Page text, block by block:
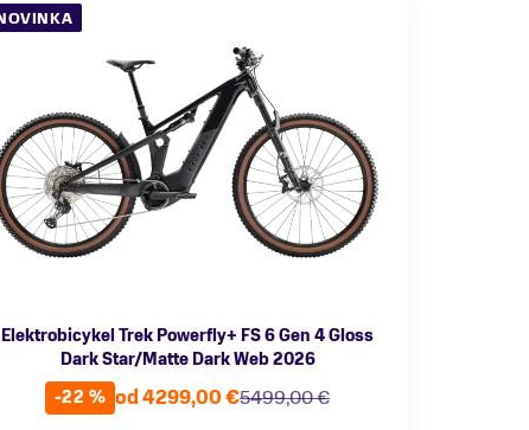
Elektrobicykel Trek Powerfly+ FS 6 Gen 4 Gloss
Dark Star/Matte Dark Web 2026
-22 %
5499,00 €
od 4299,00 €